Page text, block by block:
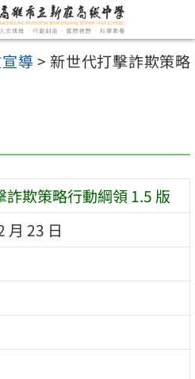
導 > 新世代打擊詐欺策略
詐欺策略行動綱領 1.5 版
月 23 日